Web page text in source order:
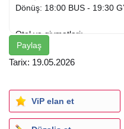
Dönüş: 18:00 BUS - 19:30
Otel və qiymətləri:
Aparthotel
balcony - 450 USD
Wyn Residences Batumi
Room - 502 USD
Paylaş
Tarix: 19.05.2026
ViP elan et